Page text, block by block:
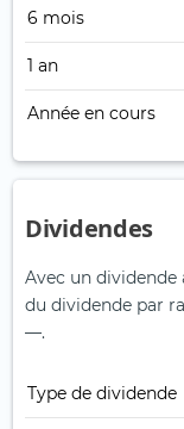
6 mois
1 an
Année en cours
Dividendes
Avec un
du dividende par
—.
Type de dividende